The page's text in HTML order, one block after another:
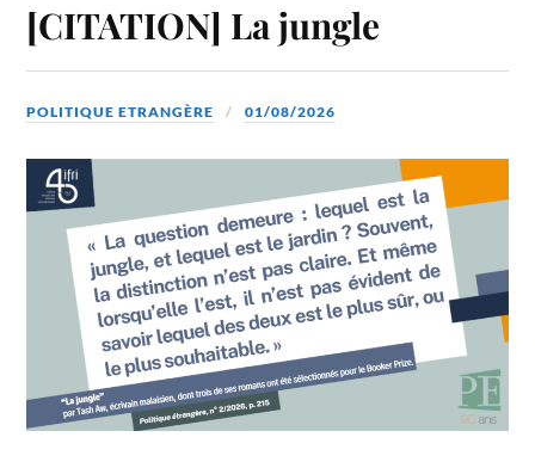
[CITATION] La jungle
POLITIQUE ETRANGÈRE 01/08/2026